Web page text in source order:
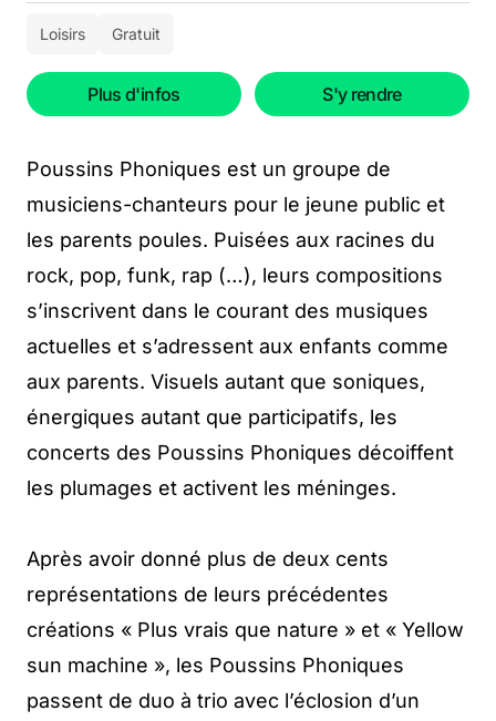
Loisirs Gratuit
Plus d'infos S'y rendre
Poussins Phoniques est un groupe de
musiciens-chanteurs pour le jeune public et
les parents poules. Puisées aux racines du
rock, pop, funk, rap (…), leurs compositions
s’inscrivent dans le courant des musiques
actuelles et s’adressent aux enfants comme
aux parents. Visuels autant que soniques,
énergiques autant que participatifs, les
concerts des Poussins Phoniques décoiffent
les plumages et activent les méninges.
Après avoir donné plus de deux cents
représentations de leurs précédentes
créations « Plus vrais que nature » et « Yellow
sun machine », les Poussins Phoniques
passent de duo à trio avec l’éclosion d’un